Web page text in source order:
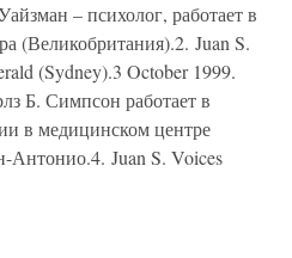
– психолог, работает в
(Великобритания).2. Juan S.
(Sydney).3 October 1999.
Б. Симпсон работает в
в медицинском центре
Антонио.4. Juan S. Voices